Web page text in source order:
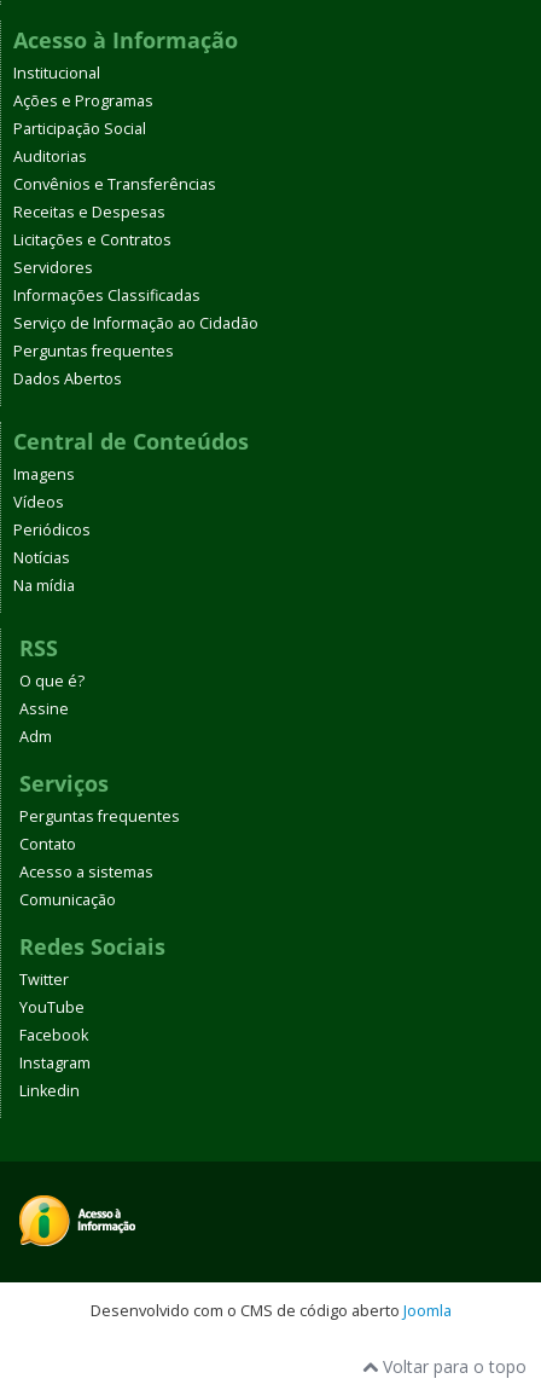
Acesso à Informação
Institucional
Ações e Programas
Participação Social
Auditorias
Convênios e Transferências
Receitas e Despesas
Licitações e Contratos
Servidores
Informações Classificadas
Serviço de Informação ao Cidadão
Perguntas frequentes
Dados Abertos
Central de Conteúdos
Imagens
Vídeos
Periódicos
Notícias
Na mídia
RSS
O que é?
Assine
Adm
Serviços
Perguntas frequentes
Contato
Acesso a sistemas
Comunicação
Redes Sociais
Twitter
YouTube
Facebook
Instagram
Linkedin
Desenvolvido com o CMS de código aberto Joomla
Voltar para o topo